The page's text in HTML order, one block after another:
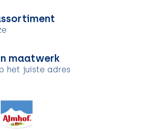
maatwerk
het juiste adres